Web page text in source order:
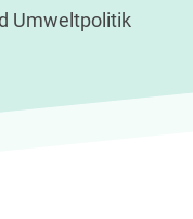
Umweltpolitik